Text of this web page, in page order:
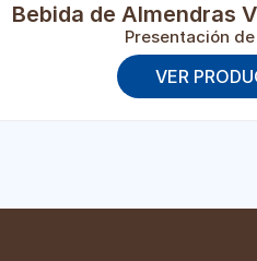
Bebida de Almendras
Presentación
VER